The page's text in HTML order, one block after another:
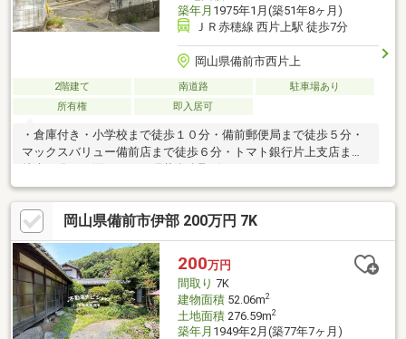
築年月 1975年1月(築51年8ヶ月)
ＪＲ赤穂線 西片上駅 徒歩7分
岡山県備前市西片上
2階建て 南道路
駐車場あり
所有権
即入居可
・倉庫付き・小学校まで徒歩１０分・備前郵便局まで徒歩５分・
マックスバリュー備前店まで徒歩６分・トマト銀行片上支店まで
岡山県備前市伊部 200万円 7K
200万円
間取り 7K
建物面積52.06m2
土地面積276.59m2
築年月 1949年2月(築77年7ヶ月)